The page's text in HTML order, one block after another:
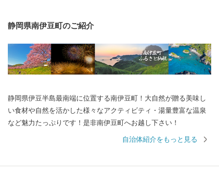
静岡県南伊豆町のご紹介
静岡県伊豆半島最南端に位置する南伊豆町！大自然が贈る美味し
い食材や自然を活かした様々なアクティビティ・湯量豊富な温泉
など魅力たっぷりです！是非南伊豆町へお越し下さい！
自治体紹介をもっと見る